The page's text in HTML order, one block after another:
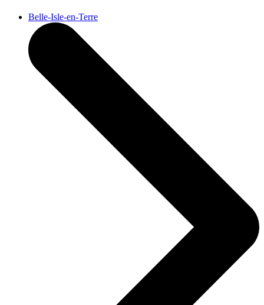
Belle-Isle-en-Terre